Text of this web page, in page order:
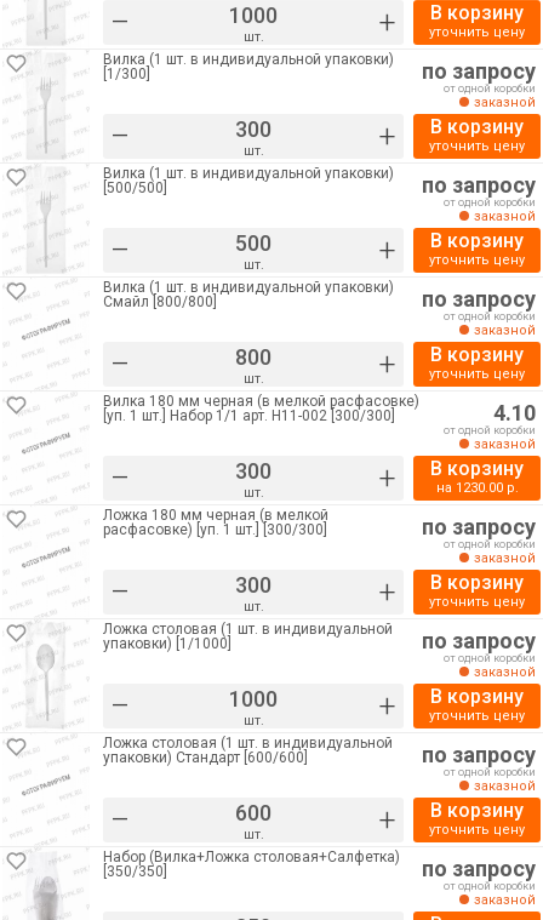
– шт. + В корзину
уточнить цену
Вилка (1 шт. в индивидуальной упаковки)
[1/300]
– шт. +
по запросу
от одной коробки
заказной
В корзину
уточнить цену
Вилка (1 шт. в индивидуальной упаковки)
[500/500]
– шт. +
по запросу
от одной коробки
заказной
В корзину
уточнить цену
Вилка (1 шт. в индивидуальной упаковки)
Смайл [800/800]
– шт. +
по запросу
от одной коробки
заказной
В корзину
уточнить цену
Вилка 180 мм черная (в мелкой расфасовке)
[уп. 1 шт.] Набор 1/1 арт. Н11-002 [300/300]
– шт. +
4.10
от одной коробки
заказной
В корзину
на 1230.00р.
Ложка 180 мм черная (в мелкой
расфасовке) [уп. 1 шт.] [300/300]
– шт. +
по запросу
от одной коробки
заказной
В корзину
уточнить цену
Ложка столовая (1 шт. в индивидуальной
упаковки) [1/1000]
– шт. +
по запросу
от одной коробки
заказной
В корзину
уточнить цену
Ложка столовая (1 шт. в индивидуальной
упаковки) Стандарт [600/600]
– шт. +
по запросу
от одной коробки
заказной
В корзину
уточнить цену
Набор (Вилка+Ложка столовая+Салфетка)
[350/350]
по запросу
от одной коробки
заказной